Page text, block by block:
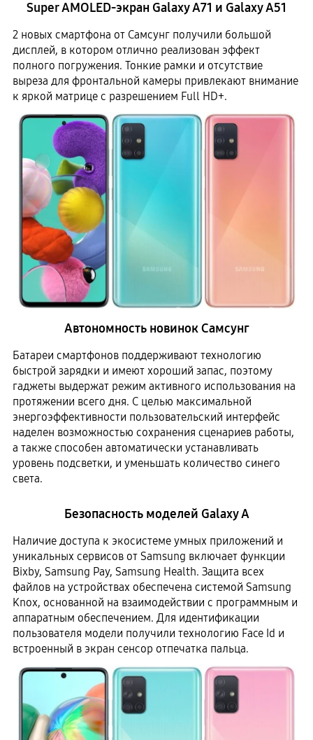
Super AMOLED-экран Galaxy A71 и Galaxy A51
2 новых смартфона от Самсунг получили большой
дисплей, в котором отлично реализован эффект
полного погружения. Тонкие рамки и отсутствие
выреза для фронтальной камеры привлекают внимание
к яркой матрице с разрешением Full HD+.
Автономность новинок Самсунг
Батареи смартфонов поддерживают технологию
быстрой зарядки и имеют хороший запас, поэтому
гаджеты выдержат режим активного использования на
протяжении всего дня. С целью максимальной
энергоэффективности пользовательский интерфейс
наделен возможностью сохранения сценариев работы,
а также способен автоматически устанавливать
уровень подсветки, и уменьшать количество синего
света.
Безопасность моделей Galaxy A
Наличие доступа к экосистеме умных приложений и
уникальных сервисов от Samsung включает функции
Bixby, Samsung Pay, Samsung Health. Защита всех
файлов на устройствах обеспечена системой Samsung
Knox, основанной на взаимодействии с программным и
аппаратным обеспечением. Для идентификации
пользователя модели получили технологию Face Id и
встроенный в экран сенсор отпечатка пальца.